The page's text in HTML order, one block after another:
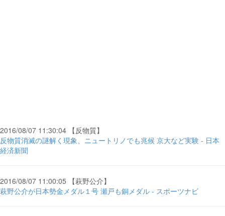
2016/08/07 11:30:04 【反物質】
反物質消滅の謎解く現象、ニュートリノでも兆候 京大など実験 - 日本
経済新聞
2016/08/07 11:00:05 【萩野公介】
萩野公介が日本勢金メダル１号 瀬戸も銅メダル - スポーツナビ